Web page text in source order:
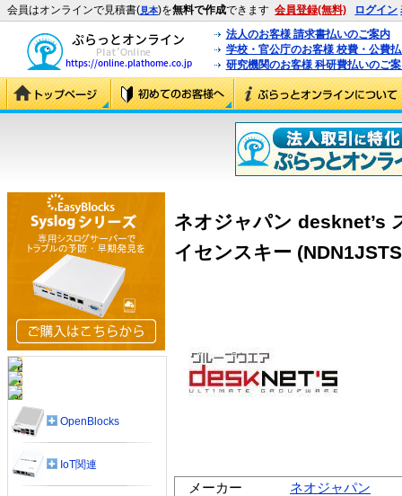
会員はオンラインで見積書(見本)を無料で作成できます 会員登録(無料) ログイン
法人のお客様 請求書払いのご案内
学校・官公庁のお客様 校費・公費
研究機関のお客様 科研費払いのご
ネオジャパン desknet’s
イセンスキー
メーカー
ネオジャパン
OpenBlocks
IoT関連